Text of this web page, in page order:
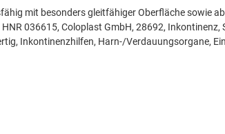
mit besonders gleitfähiger Oberfläche sowie
036615, Coloplast GmbH, 28692,
Inkontinenzhilfen, Harn-/Verdauungsorgane,